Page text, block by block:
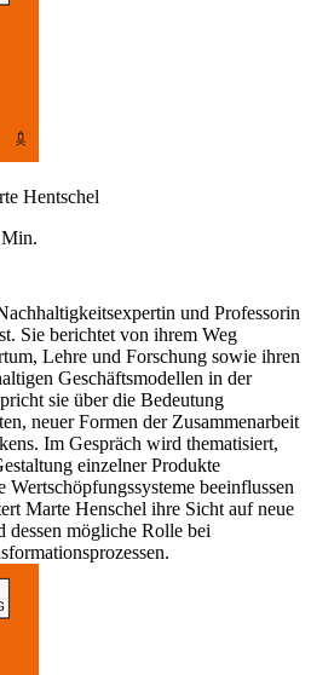
Hentschel
und Professorin
Sie berichtet von ihrem Weg
Lehre und Forschung sowie ihren
Geschäftsmodellen in der
sie über die Bedeutung
neuer Formen der Zusammenarbeit
Im Gespräch wird thematisiert,
einzelner Produkte
Wertschöpfungssysteme beeinflussen
Marte Henschel ihre Sicht auf neue
dessen mögliche Rolle bei